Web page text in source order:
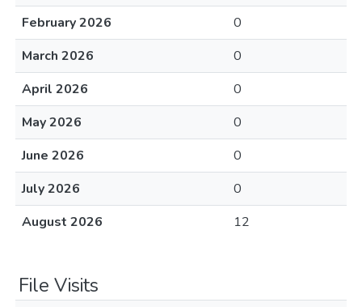
February 2026
0
March 2026
0
April 2026
0
May 2026
0
June 2026
0
July 2026
0
August 2026
12
File Visits